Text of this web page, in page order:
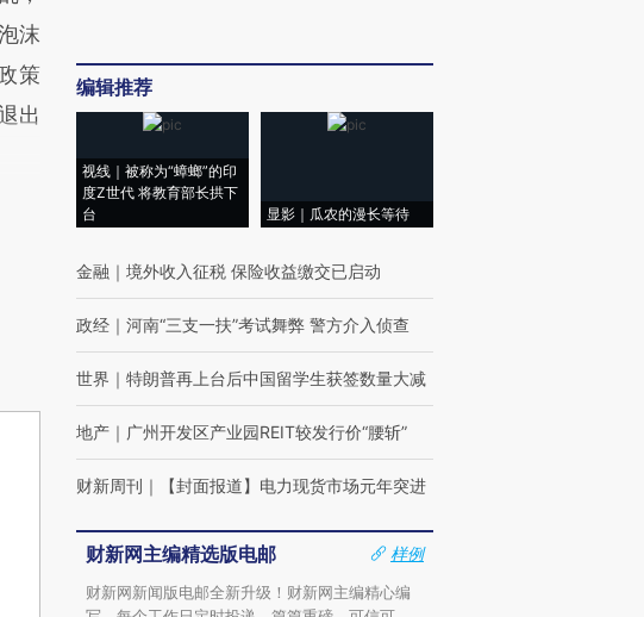
沫
策
出
编辑推荐
视线｜被称为“蟑螂”的印
度Z世代 将教育部长拱下
台
显影｜瓜农的漫长等待
金融 ｜ 境外收入征税 保险收益缴交已启动
政经 ｜ 河南“三支一扶”考试舞弊 警方介入侦查
世界 ｜ 特朗普再上台后中国留学生获签数量大减
地产 ｜ 广州开发区产业园REIT较发行价“腰斩”
财新周刊 ｜ 【封面报道】电力现货市场元年突进
财新网主编精选版电邮
样例
财新网新闻版电邮全新升级！财新网主编精心编